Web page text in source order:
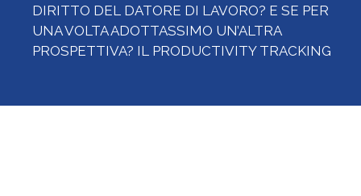
DIRITTO DEL DATORE DI LAVORO? E SE PER
UNA VOLTA ADOTTASSIMO UN’ALTRA
PROSPETTIVA? IL PRODUCTIVITY TRACKING